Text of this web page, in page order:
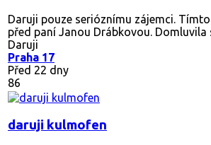
Daruji pouze serióznímu zájemci.
před paní Janou Drábkovou. Domluvila
Daruji
Praha 17
Před 22 dny
86
daruji kulmofen